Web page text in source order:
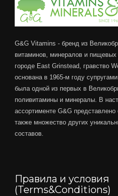
G&G Vitamins - бренд из
витаминов, минералов и
городе East Grinstead, гравство
основана в 1965-м году
была одной из первых в
поливитамины и минералы. В
ассортименте G&G
также множество других
составов.
Правила и условия
(Terms&Conditions)